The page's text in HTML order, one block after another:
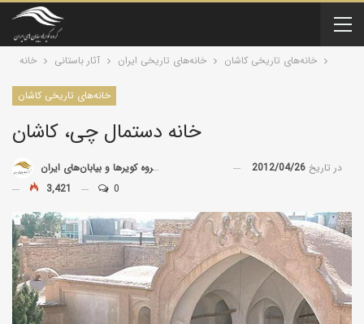
خانه آثار باستانی خانه‌های تاریخی ایران خانه‌های تاریخی کاشان
خانه‌های تاریخی کاشان
خانه دستمال‌ چی، کاشان
توسط گروه کویرها و بیابان‌های ایران در تاریخ 2012/04/26
3,421
0